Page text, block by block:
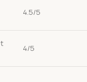
4.5/5
4/5